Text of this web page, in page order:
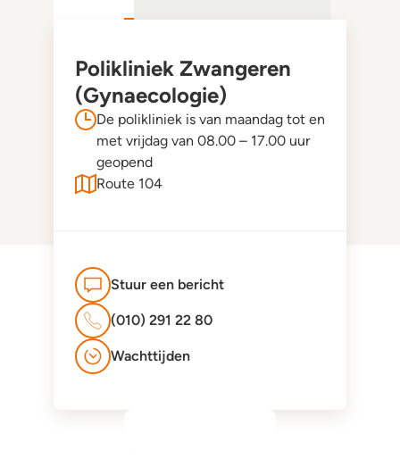
Polikliniek Zwangeren
(Gynaecologie)
De polikliniek is van maandag tot en
met vrijdag van 08.00 – 17.00 uur
geopend
Route 104
Stuur een bericht
(010) 291 22 80
Wachttijden